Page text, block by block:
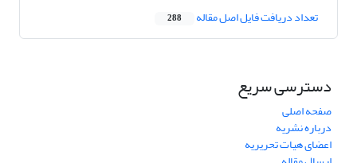
تعداد دریافت فایل اصل مقاله 288
دسترسی سریع
صفحه اصلی
درباره نشریه
اعضای هیات تحریریه